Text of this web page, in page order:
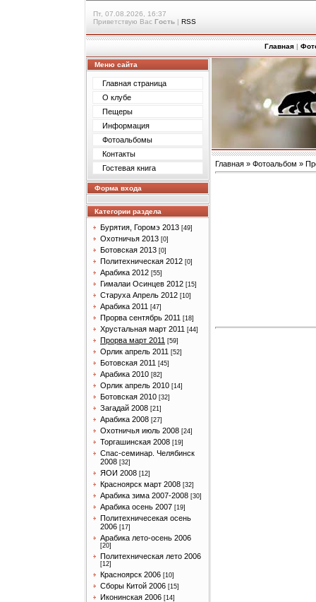
Пт, 07.08.2026, 16:37
Приветствую Вас Гость | RSS
Главная |
Меню сайта
Главная страница
О клубе
Пещеры
Информация
Фотоальбомы
Контакты
Гостевая книга
Форма входа
Категории раздела
Бурятия, Горомэ 2013 [49]
Охотничья 2013 [0]
Ботовская 2013 [0]
Политехническая 2012 [0]
Арабика 2012 [55]
Гималаи Осинцев 2012 [15]
Старуха Апрель 2012 [10]
Арабика 2011 [47]
Прорва сентябрь 2011 [18]
Хрустальная март 2011 [44]
Прорва март 2011 [59]
Орлик апрель 2011 [52]
Ботовская 2011 [45]
Арабика 2010 [82]
Орлик апрель 2010 [14]
Ботовская 2010 [32]
Загадай 2008 [21]
Арабика 2008 [27]
Охотничья июль 2008 [24]
Торгашинская 2008 [19]
Спас-семинар. Челябинск
2008 [32]
ЯОИ 2008 [12]
Красноярск март 2008 [32]
Арабика зима 2007-2008 [30]
Арабика осень 2007 [19]
Политехничесекая осень
2006 [17]
Арабика лето-осень 2006
[20]
Политехническая лето 2006
[12]
Красноярск 2006 [10]
Сборы Китой 2006 [15]
Иконинская 2006 [14]
Главная » Фотоальбом »